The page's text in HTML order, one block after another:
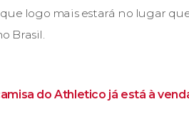
logo mais estará no lugar
Brasil.
do Athletico já está à